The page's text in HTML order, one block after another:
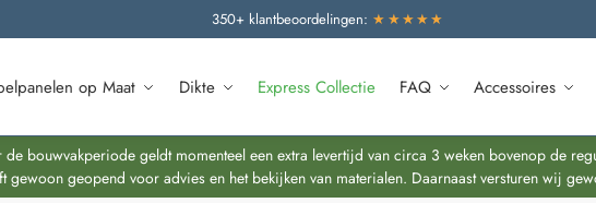
350+ klantbeoordelingen: ★★★★★
op Maat Dikte Express Collectie FAQ Accessoires
de bouwvakperiode geldt momenteel een extra levertijd van circa 3 weken bovenop de
gewoon geopend voor advies en het bekijken van materialen. Daarnaast versturen wij